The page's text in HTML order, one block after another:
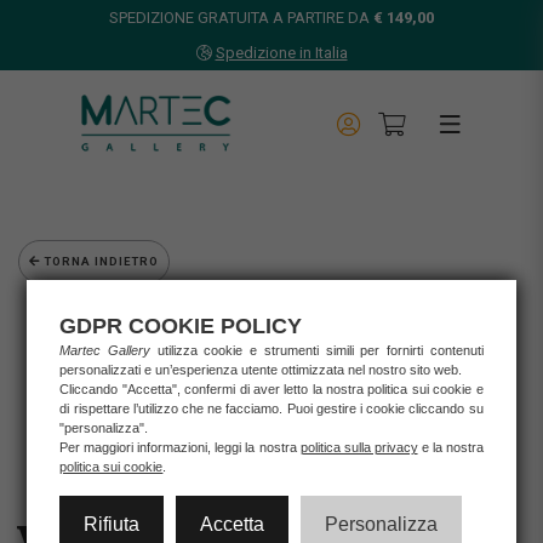
SPEDIZIONE GRATUITA A PARTIRE DA € 149,00
Spedizione in Italia
TORNA INDIETRO
Opere d'arte
Grafica d'autore
Amaranta De Francisci
VERONA: ARENA DI VERONA
GDPR COOKIE POLICY
Martec Gallery utilizza cookie e strumenti simili per fornirti contenuti
personalizzati e un’esperienza utente ottimizzata nel nostro sito web.
Cliccando "Accetta", confermi di aver letto la nostra politica sui cookie e
di rispettare l’utilizzo che ne facciamo. Puoi gestire i cookie cliccando su
"personalizza".
Per maggiori informazioni, leggi la nostra politica sulla privacye la nostra
politica sui cookie
Rifiuta Accetta Personalizza